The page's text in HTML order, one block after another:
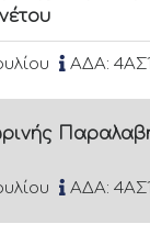
ΑΔΑ:
ΑΔΑ: